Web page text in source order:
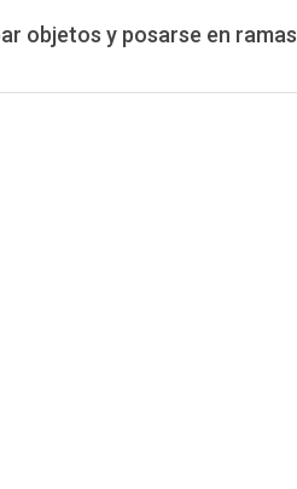
objetos y posarse en ramas